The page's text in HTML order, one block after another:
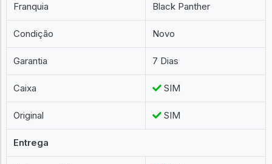
Franquia Black Panther
Condição Novo
Garantia 7 Dias
Caixa SIM
Original SIM
Entrega